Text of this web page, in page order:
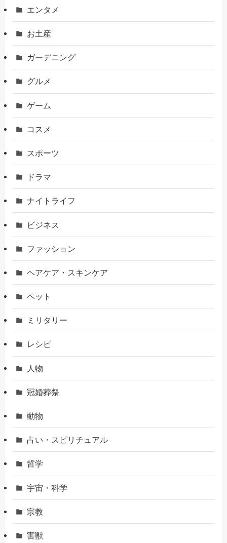
エンタメ
お土産
ガーデニング
グルメ
ゲーム
コスメ
スポーツ
ドラマ
ナイトライフ
ビジネス
ファッション
ヘアケア・スキンケア
ペット
ミリタリー
レシピ
人物
冠婚葬祭
動物
占い・スピリチュアル
哲学
宇宙・科学
宗教
害獣